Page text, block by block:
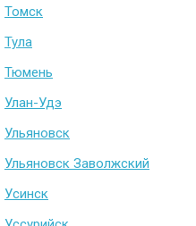
Томск
Тула
Тюмень
Улан-Удэ
Ульяновск
Ульяновск Заволжский
Усинск